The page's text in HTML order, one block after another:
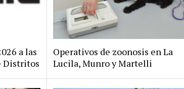
a las
Distritos
Operativos de zoonosis en La
Lucila, Munro y Martelli